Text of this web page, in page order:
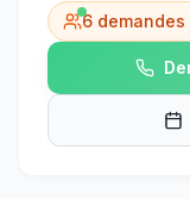
6